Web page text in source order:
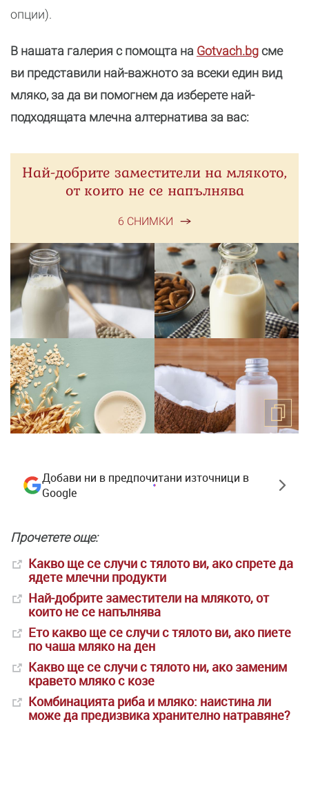
опции).
В нашата галерия с помощта на Gotvach.bgсме
ви представили най-важното за всеки един вид
мляко, за да ви помогнем да изберете най-
подходящата млечна алтернатива за вас:
Най-добрите заместители на млякото,
от които не се напълнява
6 СНИМКИ
Добави ни в предпочитани източници в
Google
Прочетете още:
Какво ще се случи с тялото ви, ако спрете да
ядете млечни продукти
Най-добрите заместители на млякото, от
които не се напълнява
Ето какво ще се случи с тялото ви, ако пиете
по чаша мляко на ден
Какво ще се случи с тялото ни, ако заменим
кравето мляко с козе
Комбинацията риба и мляко: наистина ли
може да предизвика хранително натравяне?